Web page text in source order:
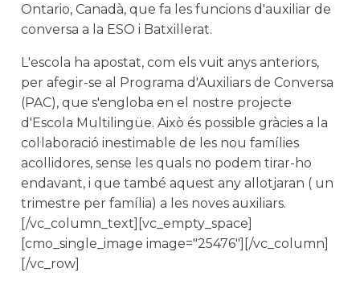
Ontario, Canadà, que fa les funcions d'auxiliar de
conversa a la ESO i Batxillerat.
L'escola ha apostat, com els vuit anys anteriors,
per afegir-se al Programa d'Auxiliars de Conversa
(PAC), que s'engloba en el nostre projecte
d'Escola Multilingüe. Això és possible gràcies a la
col·laboració inestimable de les nou famílies
acollidores, sense les quals no podem tirar-ho
endavant, i que també aquest any allotjaran ( un
trimestre per família) a les noves auxiliars.
[/vc_column_text][vc_empty_space]
[cmo_single_image image="25476"][/vc_column]
[/vc_row]